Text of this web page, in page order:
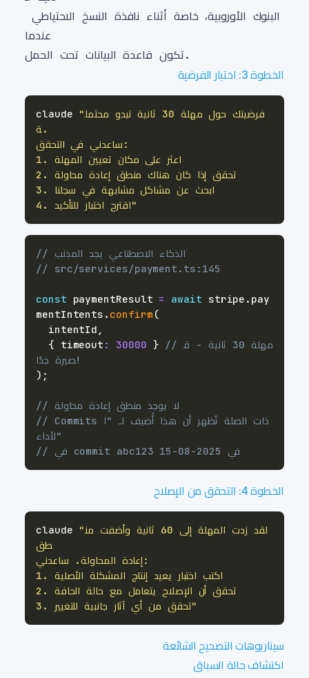
الخطوة 3: اختبار الفرضية
claude "فرضيتك حول مهلة 30 ثانية تبدو محتمل
4. اقترح اختبار للتأكيد"
// الذكاء الاصطناعي يجد المذنب
// src/services/payment.ts:145
const paymentResult = await stripe . pay
mentIntents . confirm (
  intentId
,
{ timeout : 30000 } // مهلة 30 ثانية - ق
صيرة جدًا!
) ;
// لا يوجد منطق إعادة محاولة
// Commits ذات الصلة تُظهر أن هذا أُضيف لـ "ا
لأداء"
// في commit abc123 في 2025-08-15
الخطوة 4: التحقق من الإصلاح
claude "لقد زدت المهلة إلى 60 ثانية وأضفت من
طق
3. تحقق من أي آثار جانبية للتغيير"
سيناريوهات التصحيح الشائعة
اكتشاف حالة السباق